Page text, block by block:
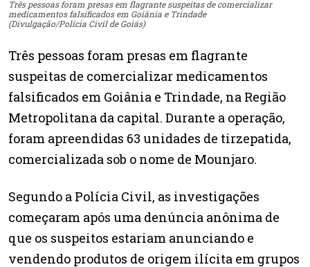
Três pessoas foram presas em flagrante suspeitas de comercializar
medicamentos falsificados em Goiânia e Trindade
(Divulgação/Polícia Civil de Goiás)
Três pessoas foram presas em flagrante
suspeitas de comercializar medicamentos
falsificados em Goiânia e Trindade, na Região
Metropolitana da capital. Durante a operação,
foram apreendidas 63 unidades de tirzepatida,
comercializada sob o nome de Mounjaro.
Segundo a Polícia Civil, as investigações
começaram após uma denúncia anônima de
que os suspeitos estariam anunciando e
vendendo produtos de origem ilícita em grupos